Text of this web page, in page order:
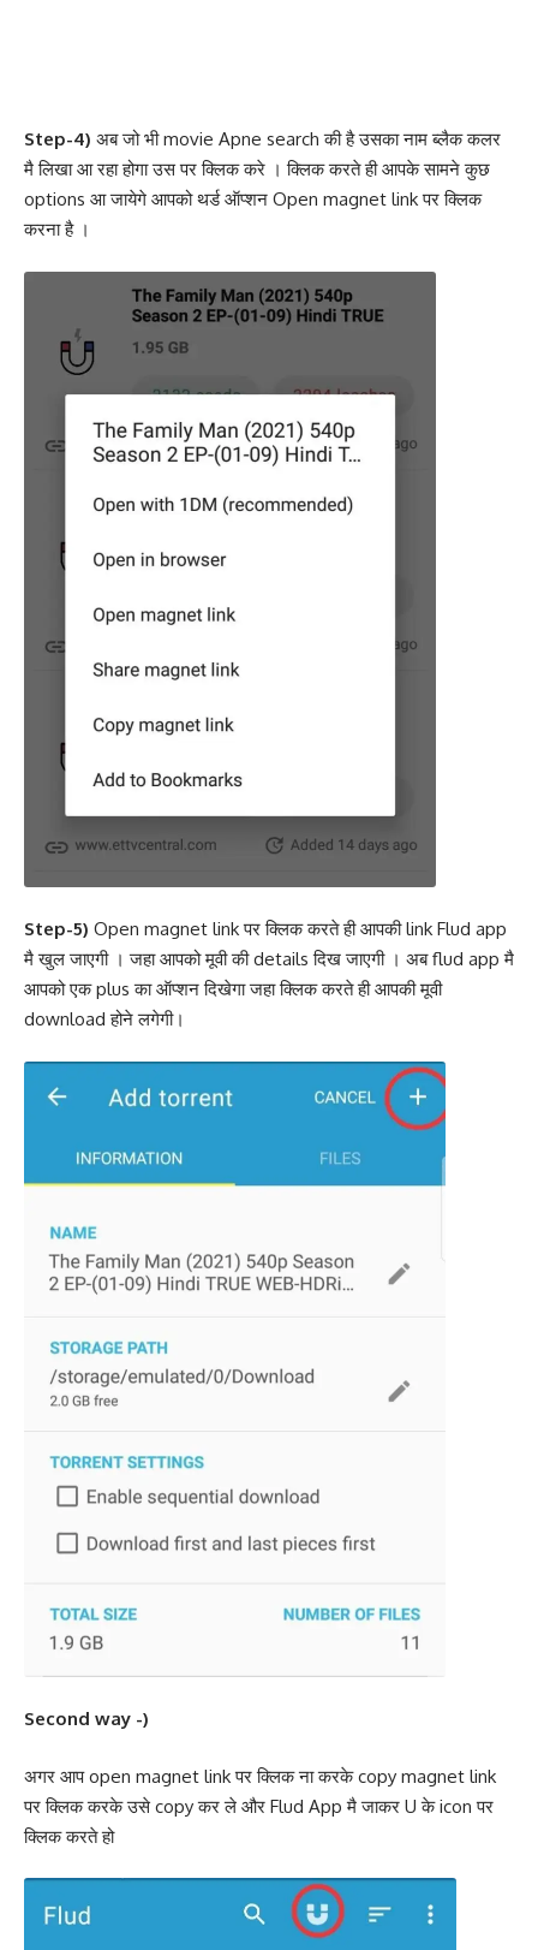
Step-4) अब जो भी movie Apne search की है उसका नाम ब्लैक कलर
मै लिखा आ रहा होगा उस पर क्लिक करे । क्लिक करते ही आपके सामने कुछ
options आ जायेगे आपको थर्ड ऑप्शन Open magnet link पर क्लिक
करना है ।
Step-5) Open magnet link पर क्लिक करते ही आपकी link Flud app
मै खुल जाएगी । जहा आपको मूवी की details दिख जाएगी । अब flud app मै
आपको एक plus का ऑप्शन दिखेगा जहा क्लिक करते ही आपकी मूवी
download होने लगेगी।
Second way -)
अगर आप open magnet link पर क्लिक ना करके copy magnet link
पर क्लिक करके उसे copy कर ले और Flud App मै जाकर U के icon पर
क्लिक करते हो